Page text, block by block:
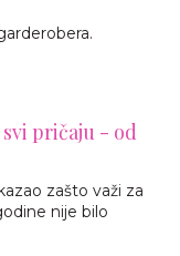
svi pričaju - od
zašto važi za
nije bilo